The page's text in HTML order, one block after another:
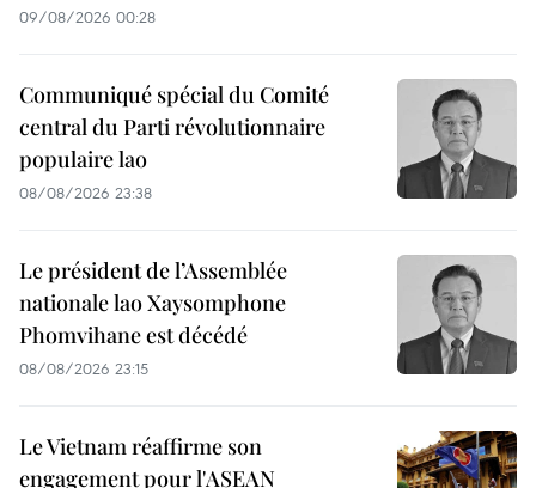
09/08/2026 00:28
Communiqué spécial du Comité
central du Parti révolutionnaire
populaire lao
08/08/2026 23:38
Le président de l’Assemblée
nationale lao Xaysomphone
Phomvihane est décédé
08/08/2026 23:15
Le Vietnam réaffirme son
engagement pour l'ASEAN